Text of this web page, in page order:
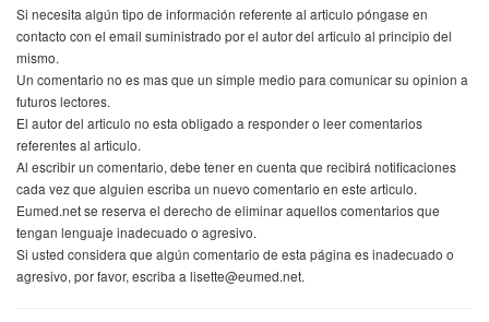
Si necesita algún tipo de información referente al articulo póngase en
contacto con el email suministrado por el autor del articulo al principio del
mismo.
Un comentario no es mas que un simple medio para comunicar su opinion a
futuros lectores.
El autor del articulo no esta obligado a responder o leer comentarios
referentes al articulo.
Al escribir un comentario, debe tener en cuenta que recibirá notificaciones
cada vez que alguien escriba un nuevo comentario en este articulo.
Eumed.net se reserva el derecho de eliminar aquellos comentarios que
tengan lenguaje inadecuado o agresivo.
Si usted considera que algún comentario de esta página es inadecuado o
agresivo, por favor, escriba a lisette@eumed.net.